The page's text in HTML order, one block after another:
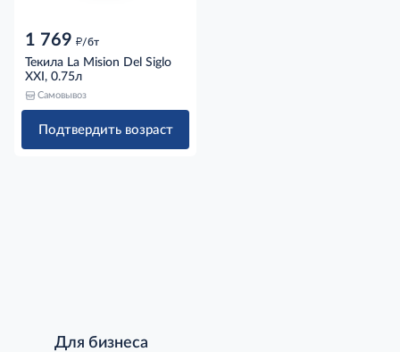
1 769 д/бт
Текила La Mision Del Siglo
ХХI, 0.75л
Самовывоз
Подтвердить возраст
Для бизнеса